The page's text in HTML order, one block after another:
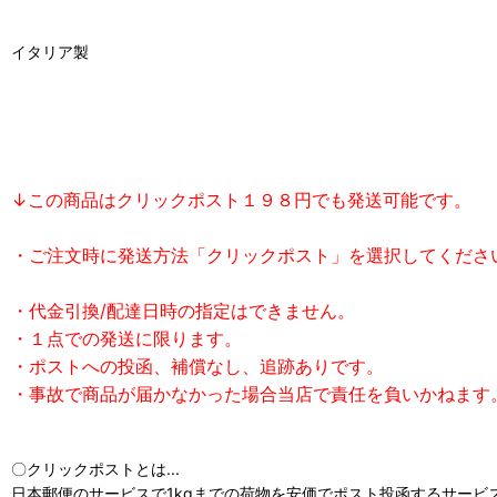
イタリア製
↓この商品はクリックポスト１９８円でも発送可能です。
・ご注文時に発送方法「クリックポスト」を選択してくださ
・代金引換/配達日時の指定はできません。
・１点での発送に限ります。
・ポストへの投函、補償なし、追跡ありです。
・事故で商品が届かなかった場合当店で責任を負いかねます。
〇クリックポストとは...
日本郵便のサービスで1kgまでの荷物を安価でポスト投函するサービ